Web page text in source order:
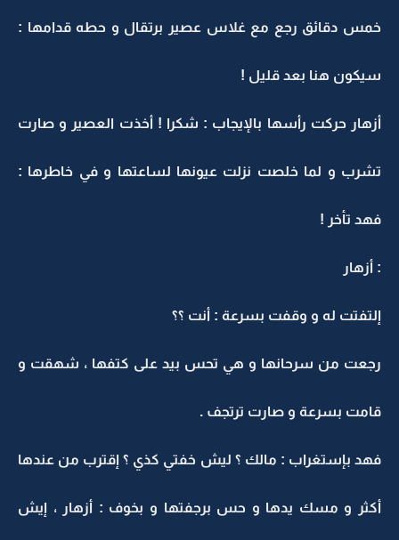
خمس دقائق رجع مع غلاس عصير برتقال و حطه قدامها :
سيكون هنا بعد قليل !
أزهار حركت رأسها بالإيجاب : شكرا ! أخذت العصير و صارت
تشرب و لما خلصت نزلت عيونها لساعتها و في خاطرها :
فهد تأخر !
: أزهار
إلتفتت له و وقفت بسرعة : أنت ؟؟
رجعت من سرحانها و هي تحس بيد على كتفها ، شهقت و
قامت بسرعة و صارت ترتجف .
فهد بإستغراب : مالك ؟ ليش خفتي كذي ؟ إقترب من عندها
أكثر و مسك يدها و حس برجفتها و بخوف : أزهار ، إيش